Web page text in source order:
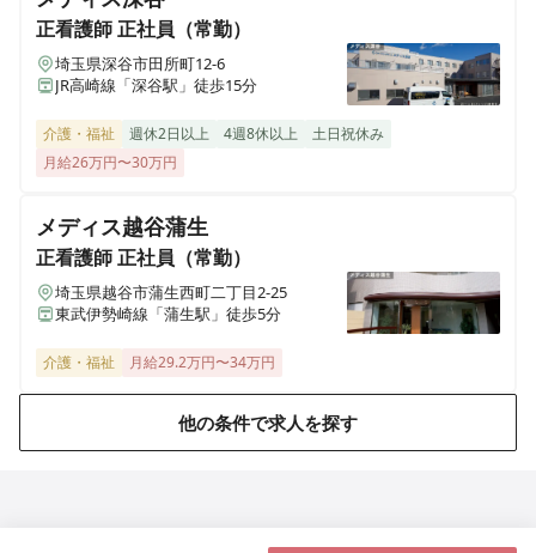
レンタルふくしのまちさいたま
埼玉県さいたま市北区櫛引町2-271-1 川善ビル2-A
レンタルふくしのまち東松山
埼玉県東松山市元宿1-31-1
レンタルふくしのまち越谷
埼玉県越谷市千間台西5-14-4
正看護師正社員（常勤）
埼玉県深谷市田所町12-6
JR高崎線「深谷駅」徒歩15分
介護・福祉 週休2日以上 4週8休以上
土日祝休み
月給26万円〜30万円
メディス越谷蒲生
正看護師正社員（常勤）
埼玉県越谷市蒲生西町二丁目2-25
東武伊勢崎線「蒲生駅」徒歩5分
介護・福祉 月給29.2万円〜34万円
他の条件で求人を探す